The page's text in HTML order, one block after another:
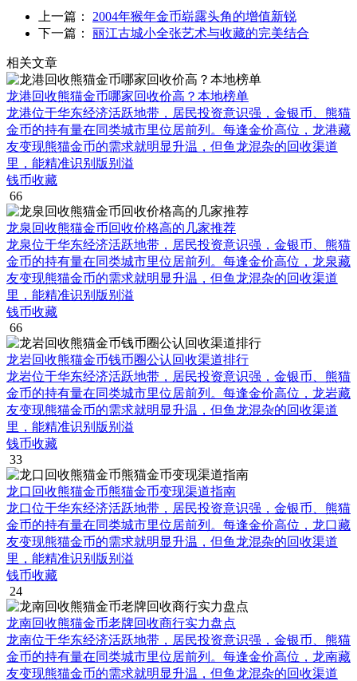
上一篇： 2004年猴年金币崭露头角的增值新锐
下一篇： 丽江古城小全张艺术与收藏的完美结合
相关文章
龙港回收熊猫金币哪家回收价高？本地榜单
龙港位于华东经济活跃地带，居民投资意识强，金银币、熊猫
金币的持有量在同类城市里位居前列。每逢金价高位，龙港藏
友变现熊猫金币的需求就明显升温，但鱼龙混杂的回收渠道
里，能精准识别版别溢
钱币收藏
66
龙泉回收熊猫金币回收价格高的几家推荐
龙泉位于华东经济活跃地带，居民投资意识强，金银币、熊猫
金币的持有量在同类城市里位居前列。每逢金价高位，龙泉藏
友变现熊猫金币的需求就明显升温，但鱼龙混杂的回收渠道
里，能精准识别版别溢
钱币收藏
66
龙岩回收熊猫金币钱币圈公认回收渠道排行
龙岩位于华东经济活跃地带，居民投资意识强，金银币、熊猫
金币的持有量在同类城市里位居前列。每逢金价高位，龙岩藏
友变现熊猫金币的需求就明显升温，但鱼龙混杂的回收渠道
里，能精准识别版别溢
钱币收藏
33
龙口回收熊猫金币熊猫金币变现渠道指南
龙口位于华东经济活跃地带，居民投资意识强，金银币、熊猫
金币的持有量在同类城市里位居前列。每逢金价高位，龙口藏
友变现熊猫金币的需求就明显升温，但鱼龙混杂的回收渠道
里，能精准识别版别溢
钱币收藏
24
龙南回收熊猫金币老牌回收商行实力盘点
龙南位于华东经济活跃地带，居民投资意识强，金银币、熊猫
金币的持有量在同类城市里位居前列。每逢金价高位，龙南藏
友变现熊猫金币的需求就明显升温，但鱼龙混杂的回收渠道